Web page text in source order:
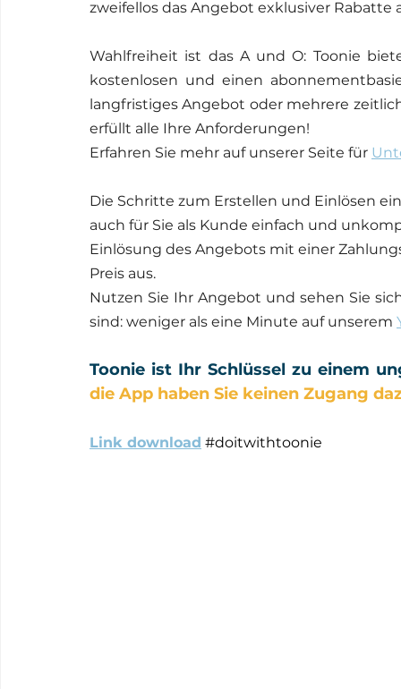
zweifellos das Angebot exklusiver
Wahlfreiheit ist das A und O: Toonie
kostenlosen und einen
langfristiges Angebot oder mehrere
erfüllt alle Ihre Anforderungen!
Erfahren Sie mehr auf unserer Seite für
Die Schritte zum Erstellen und Einlösen
auch für Sie als Kunde einfach und
Einlösung des Angebots mit einer
Preis aus.
Nutzen Sie Ihr Angebot und sehen Sie
sind: weniger als eine Minute auf unserem
Toonie ist Ihr Schlüssel zu einem
die App haben Sie keinen Zugang
Link download #doitwithtoonie